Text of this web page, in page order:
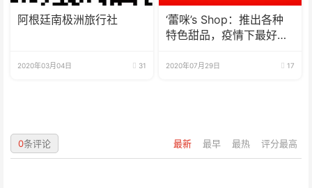
阿根廷南极洲旅行社
2020年03月04日 31
‘蕾咪’s Shop：推出各种
特色甜品，疫情下最好的
2020年07月29日 17
最新 最早 最热 评分最高
0条评论